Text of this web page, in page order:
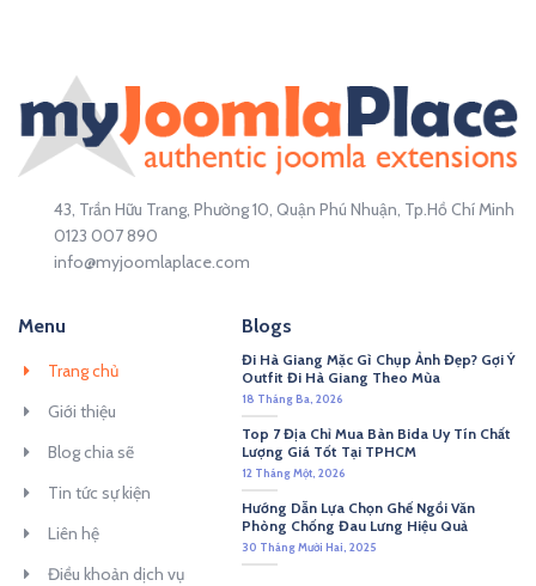
43, Trần Hữu Trang, Phường 10, Quận Phú Nhuận, Tp.Hồ Chí Minh
0123 007 890
info@myjoomlaplace.com
Menu
Trang chủ
Giới thiệu
Blog chia sẽ
Tin tức sự kiện
Liên hệ
Điều khoản dịch vụ
Blogs
Đi Hà Giang Mặc Gì Chụp Ảnh Đẹp? Gợi Ý
Outfit Đi Hà Giang Theo Mùa
18 Tháng Ba, 2026
Top 7 Địa Chỉ Mua Bàn Bida Uy Tín Chất
Lượng Giá Tốt Tại TPHCM
12 Tháng Một, 2026
Hướng Dẫn Lựa Chọn Ghế Ngồi Văn
Phòng Chống Đau Lưng Hiệu Quả
30 Tháng Mười Hai, 2025